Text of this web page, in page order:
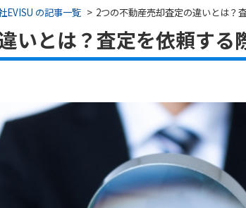
EVISU の記事一覧 2つの不動産売却査定の違いとは？
いとは？査定を依頼する